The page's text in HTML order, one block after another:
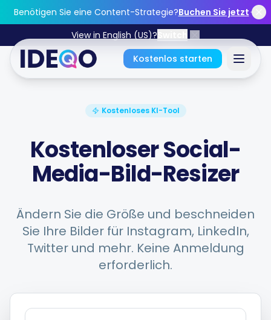
Skip to main content
Benötigen Sie eine Content-Strategie?Buchen Sie jetzt
View in English (US)?
Kostenlos starten
Anmelden
Starten Sie kostenlos durch
Keine Kreditkarte erforderlich • Für immer kostenlos
Funktionen
Kostenlose Tools
Integrationen
Kostenloses KI-Tool
Kostenloser Social-
Media-Bild-Resizer
Ändern Sie die Größe und beschneiden
Sie Ihre Bilder für Instagram, LinkedIn,
Twitter und mehr. Keine Anmeldung
erforderlich.